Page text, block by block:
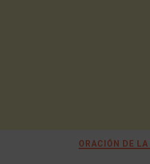
ORACIÓN DE